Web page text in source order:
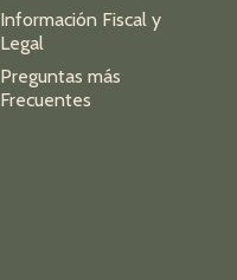
Información Fiscal y
Legal
Preguntas más
Frecuentes